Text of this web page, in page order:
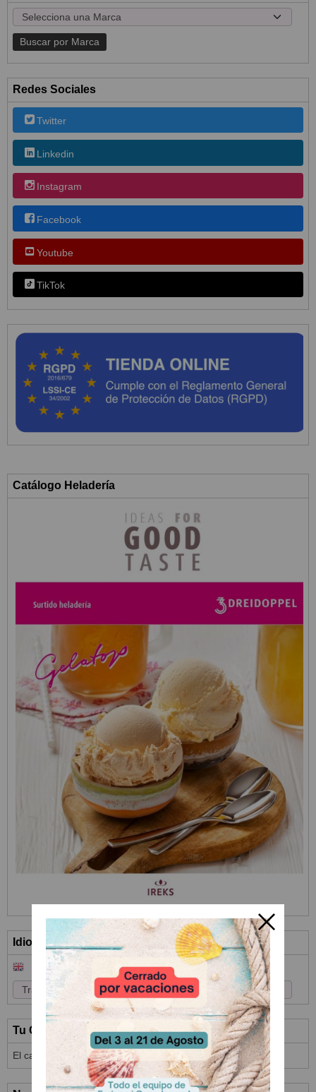
Redes Sociales
Twitter
Linkedin
Instagram
Facebook
Youtube
TikTok
Catálogo Heladería
Idioma
Tu Carrito (0)
El carrito de la compra está vacío